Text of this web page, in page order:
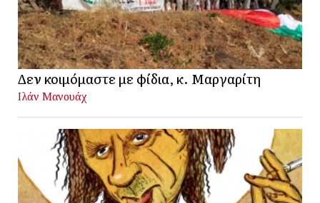
Δεν κοιμόμαστε με φίδια, κ. Μαργαρίτη
Ιλάν Μανουάχ